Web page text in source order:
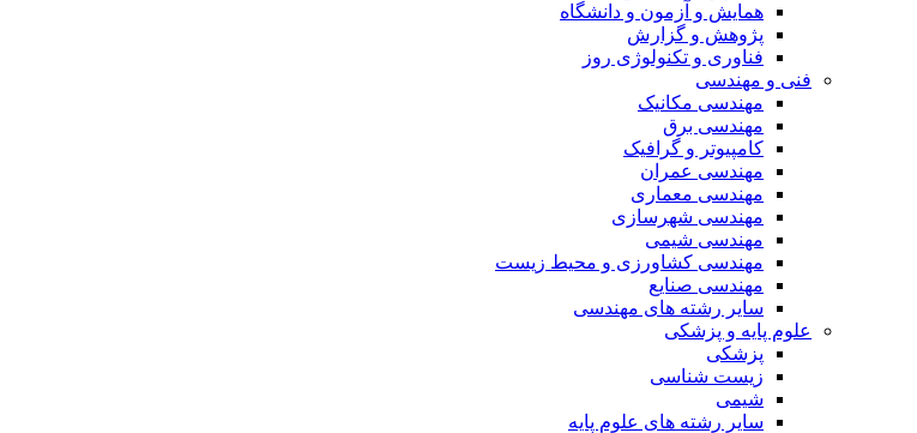
همایش و آزمون و دانشگاه
پژوهش و گزارش
فناوری و تکنولوژی روز
فنی و مهندسی
مهندسی مکانیک
مهندسی برق
کامپیوتر و گرافیک
مهندسی عمران
مهندسی معماری
مهندسی شهرسازی
مهندسی شیمی
مهندسی کشاورزی و محیط زیست
مهندسی صنایع
سایر رشته های مهندسی
علوم پایه و پزشکی
پزشکی
زیست شناسی
شیمی
سایر رشته های علوم پایه